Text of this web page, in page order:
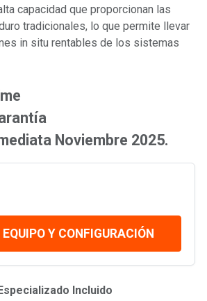
capacidad que proporcionan las
tradicionales, lo que permite llevar
in situ rentables de los sistemas
Noviembre 2025.
Y CONFIGURACIÓN
Incluido